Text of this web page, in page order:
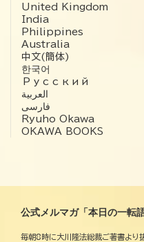
United Kingdom
India
Philippines
Australia
中文(簡体)
한국어
Русский
العربية‏
فارسی
Ryuho Okawa
OKAWA BOOKS
公式メルマガ「本日の一転語
毎朝8時に大川隆法総裁ご著書より